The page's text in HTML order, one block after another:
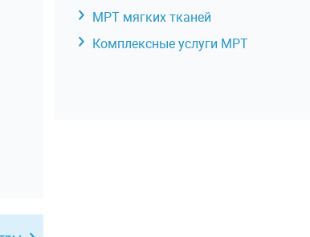
МРТ мягких тканей
Комплексные услуги МРТ